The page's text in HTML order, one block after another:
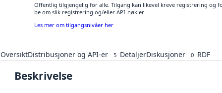
Offentlig tilgjengelig for alle. Tilgang kan likevel kreve registrering og
be om slik registrering og/eller API-nøkler.
Les mer om tilgangsnivåer her
OversiktDistribusjoner og API-er 5 DetaljerDiskusjoner 0 RDF
Beskrivelse